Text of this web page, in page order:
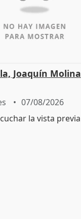
Joaquín Molina
07/08/2026